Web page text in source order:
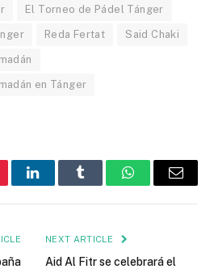
El Torneo de Pádel Tánger
Reda Fertat Said Chaki
en Tánger
LinkedInTumblr WhatsAppEmail
NEXT ARTICLE
Aid Al Fitr se celebrará el